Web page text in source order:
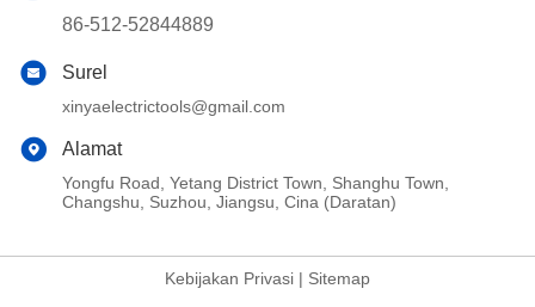
86-512-52844889
Surel
xinyaelectrictools@gmail.com
Alamat
Yongfu Road, Yetang District Town, Shanghu Town,
Changshu, Suzhou, Jiangsu, Cina (Daratan)
Kebijakan Privasi | Sitemap